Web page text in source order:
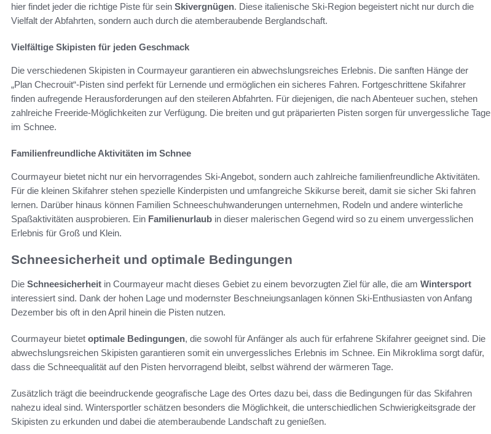
hier findet jeder die richtige Piste für sein Skivergnügen. Diese italienische Ski-Region begeistert nicht nur durch die
Vielfalt der Abfahrten, sondern auch durch die atemberaubende Berglandschaft.
Vielfältige Skipisten für jeden Geschmack
Die verschiedenen Skipisten in Courmayeur garantieren ein abwechslungsreiches Erlebnis. Die sanften Hänge der
„Plan Checrouit“-Pisten sind perfekt für Lernende und ermöglichen ein sicheres Fahren. Fortgeschrittene Skifahrer
finden aufregende Herausforderungen auf den steileren Abfahrten. Für diejenigen, die nach Abenteuer suchen, stehen
zahlreiche Freeride-Möglichkeiten zur Verfügung. Die breiten und gut präparierten Pisten sorgen für unvergessliche Tage
im Schnee.
Familienfreundliche Aktivitäten im Schnee
Courmayeur bietet nicht nur ein hervorragendes Ski-Angebot, sondern auch zahlreiche familienfreundliche Aktivitäten.
Für die kleinen Skifahrer stehen spezielle Kinderpisten und umfangreiche Skikurse bereit, damit sie sicher Ski fahren
lernen. Darüber hinaus können Familien Schneeschuhwanderungen unternehmen, Rodeln und andere winterliche
Spaßaktivitäten ausprobieren. Ein Familienurlaub in dieser malerischen Gegend wird so zu einem unvergesslichen
Erlebnis für Groß und Klein.
Schneesicherheit und optimale Bedingungen
Die Schneesicherheit in Courmayeur macht dieses Gebiet zu einem bevorzugten Ziel für alle, die am Wintersport
interessiert sind. Dank der hohen Lage und modernster Beschneiungsanlagen können Ski-Enthusiasten von Anfang
Dezember bis oft in den April hinein die Pisten nutzen.
Courmayeur bietet optimale Bedingungen, die sowohl für Anfänger als auch für erfahrene Skifahrer geeignet sind. Die
abwechslungsreichen Skipisten garantieren somit ein unvergessliches Erlebnis im Schnee. Ein Mikroklima sorgt dafür,
dass die Schneequalität auf den Pisten hervorragend bleibt, selbst während der wärmeren Tage.
Zusätzlich trägt die beeindruckende geografische Lage des Ortes dazu bei, dass die Bedingungen für das Skifahren
nahezu ideal sind. Wintersportler schätzen besonders die Möglichkeit, die unterschiedlichen Schwierigkeitsgrade der
Skipisten zu erkunden und dabei die atemberaubende Landschaft zu genießen.